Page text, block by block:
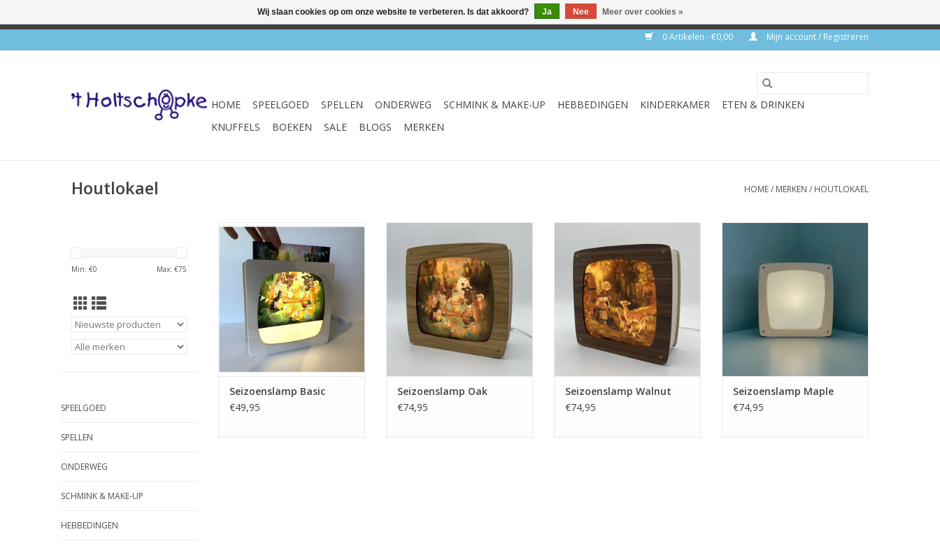
0 Artikelen - €0,00 Mijn account / Registreren
HOME SPEELGOED SPELLEN ONDERWEG SCHMINK & MAKE-UP HEBBEDINGEN KINDERKAMER
ETEN & DRINKEN
KNUFFELS
BOEKEN SALE BLOGS MERKEN
Houtlokael HOME/ MERKEN / HOUTLOKAEL
Min: €0 Max: €75
SPEELGOED
SPELLEN
ONDERWEG
SCHMINK & MAKE-UP
HEBBEDINGEN
Seizoenslamp Basic
TOEVOEGEN AAN WINKELWAGEN
Seizoenslamp Basic
€49,95
TOEVOEGEN AAN WINKELWAGEN
Seizoenslamp Oak
€74,95
TOEVOEGEN AAN WINKELWAGEN
Seizoenslamp Walnut
€74,95
Seizoenslamp Maple
€74,95
Wij slaan cookies op om onze website te verbeteren. Is dat akkoord? Ja Nee Meer over cookies »
✔ Winkel & webshop ✔ Gratis verzenden vanaf €75 ✔ Levertijd 1-3 werkdagen